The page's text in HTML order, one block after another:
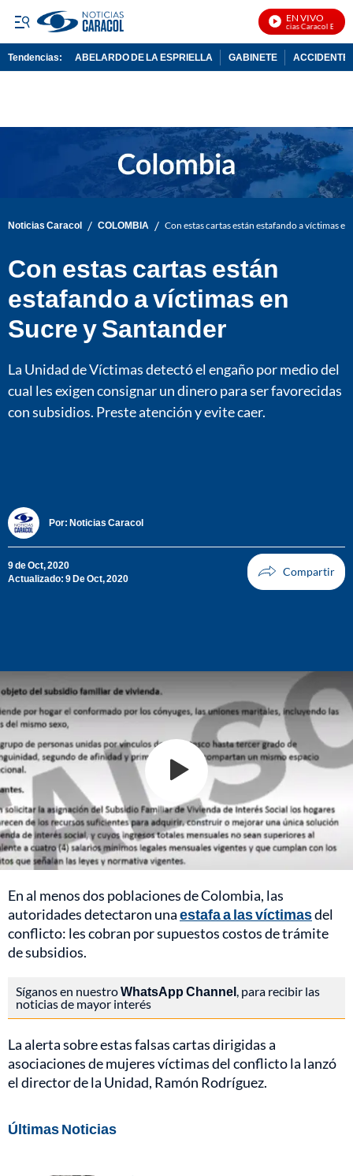
EN VIVO
Noticias Caracol En Vivo
Tendencias: ABELARDO DE LA ESPRIELLA GABINETE ACCIDENTE
Noticias Caracol / COLOMBIA / Con estas cartas están estafando a víctimas
Con estas cartas están
estafando a víctimas en
Sucre y Santander
La Unidad de Víctimas detectó el engaño por medio del
cual les exigen consignar un dinero para ser favorecidas
con subsidios. Preste atención y evite caer.
Por: Noticias Caracol
9 de Oct, 2020
Actualizado: 9 De Oct, 2020
En al menos dos poblaciones de Colombia, las
autoridades detectaron unaestafa a las víctimasdel
conflicto: les cobran por supuestos costos de trámite
de subsidios.
Síganos en nuestroWhatsApp Channel , para recibir las
noticias de mayor interés
La alerta sobre estas falsas cartas dirigidas a
asociaciones de mujeres víctimas del conflicto la lanzó
el director de la Unidad, Ramón Rodríguez.
Últimas Noticias